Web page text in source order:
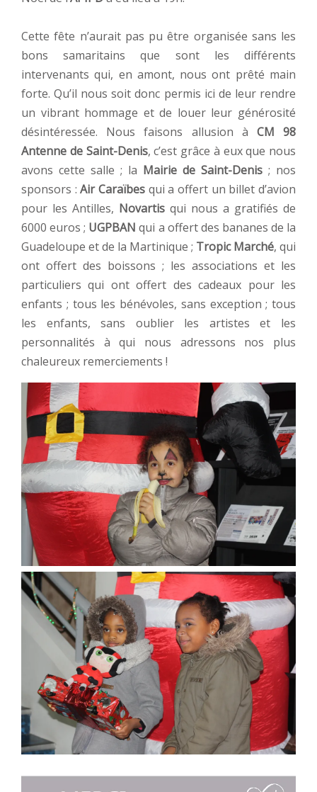
Cette fête n’aurait pas pu être organisée sans les
bons samaritains que sont les différents
intervenants qui, en amont, nous ont prêté main
forte. Qu’il nous soit donc permis ici de leur rendre
un vibrant hommage et de louer leur générosité
désintéressée. Nous faisons allusion à CM 98
Antenne de Saint-Denis, c’est grâce à eux que nous
avons cette salle ; la Mairie de Saint-Denis ; nos
sponsors :Air Caraïbes qui a offert un billet d’avion
pour les Antilles, Novartis qui nous a gratifiés de
6000 euros ; UGPBAN qui a offert des bananes de la
Guadeloupe et de la Martinique ; Tropic Marché, qui
ont offert des boissons ; les associations et les
particuliers qui ont offert des cadeaux pour les
enfants ; tous les bénévoles, sans exception ; tous
les enfants, sans oublier les artistes et les
personnalités à qui nous adressons nos plus
chaleureux remerciements !